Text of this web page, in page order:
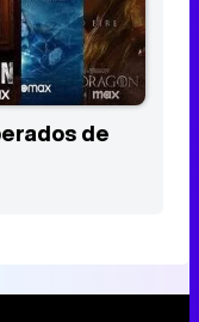
de